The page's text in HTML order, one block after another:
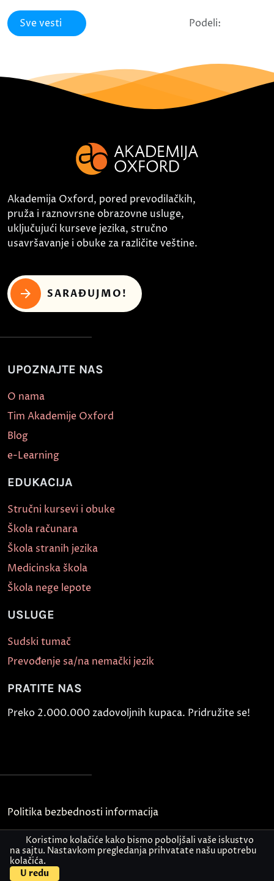
Sve vesti Podeli:
Akademija Oxford, pored prevodilačkih,
pruža i raznovrsne obrazovne usluge,
uključujući kurseve jezika, stručno
usavršavanje i obuke za različite veštine.
SARAĐUJMO!
UPOZNAJTE NAS
O nama
Tim Akademije Oxford
Blog
e-Learning
EDUKACIJA
Stručni kursevi i obuke
Škola računara
Škola stranih jezika
Medicinska škola
Škola nege lepote
USLUGE
Sudski tumač
Prevođenje sa/na nemački jezik
PRATITE NAS
Preko 2.000.000 zadovoljnih kupaca. Pridružite se!
Politika bezbednosti informacija
Kontakt
© Akademija Oxford 2026.
Koristimo kolačiće kako bismo poboljšali vaše iskustvo
na sajtu. Nastavkom pregledanja prihvatate našu upotrebu
kolačića.
U redu